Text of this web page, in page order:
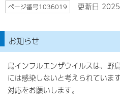
ページ番号1036019 更新日
お知らせ
鳥インフルエンザウイルスは、野
には感染しないと考えられていま
対応をお願いします。